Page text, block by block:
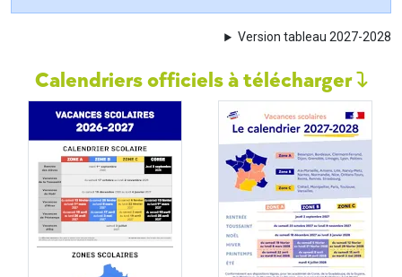
Version tableau 2027-2028
Calendriers officiels à télécharger